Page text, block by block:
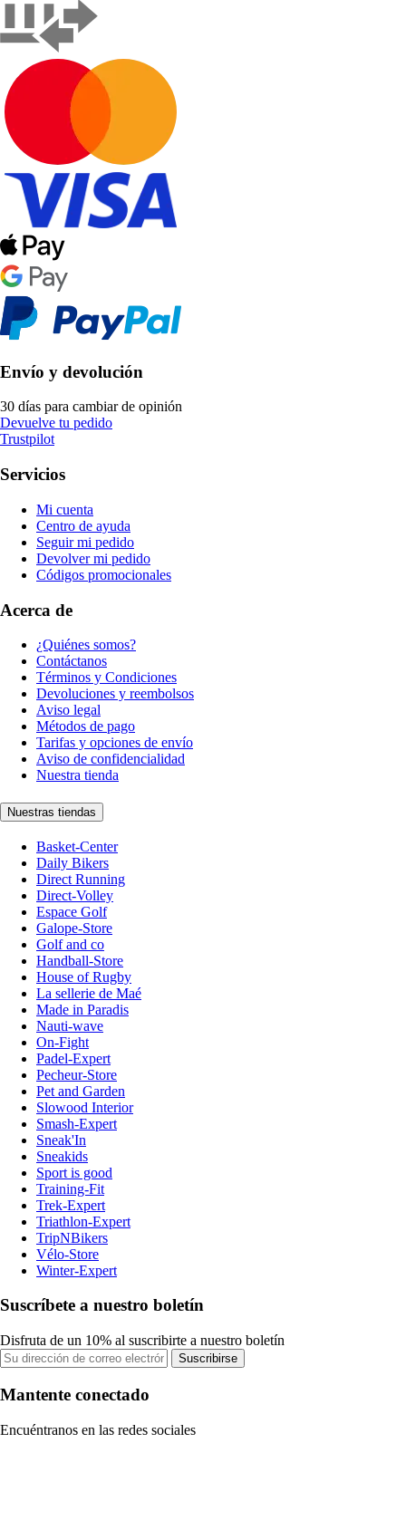
Envío y devolución
30 días para cambiar de opinión
Devuelve tu pedido
Trustpilot
Servicios
Mi cuenta
Centro de ayuda
Seguir mi pedido
Devolver mi pedido
Códigos promocionales
Acerca de
¿Quiénes somos?
Contáctanos
Términos y Condiciones
Devoluciones y reembolsos
Aviso legal
Métodos de pago
Tarifas y opciones de envío
Aviso de confidencialidad
Nuestra tienda
Nuestras tiendas
Basket-Center
Daily Bikers
Direct Running
Direct-Volley
Espace Golf
Galope-Store
Golf and co
Handball-Store
House of Rugby
La sellerie de Maé
Made in Paradis
Nauti-wave
On-Fight
Padel-Expert
Pecheur-Store
Pet and Garden
Slowood Interior
Smash-Expert
Sneak'In
Sneakids
Sport is good
Training-Fit
Trek-Expert
Triathlon-Expert
TripNBikers
Vélo-Store
Winter-Expert
Suscríbete a nuestro boletín
Disfruta de un 10% al suscribirte a nuestro boletín
Suscribirse
Mantente conectado
Encuéntranos en las redes sociales